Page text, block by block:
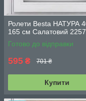
Ролети Besta НАТУРА
165 см Салатовий 2257
Готово до відправки
595 ₴ 701 ₴
Купити